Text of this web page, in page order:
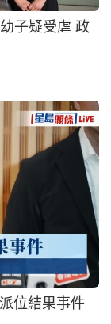
子疑受虐 政
位結果事件